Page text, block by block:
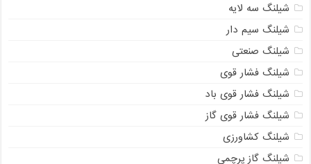
شیلنگ سه لایه
شیلنگ سیم دار
شیلنگ صنعتی
شیلنگ فشار قوی
شیلنگ فشار قوی باد
شیلنگ فشار قوی گاز
شیلنگ کشاورزی
شیلنگ گاز پرچمی